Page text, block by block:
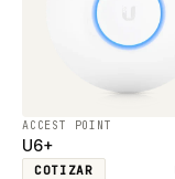
ACCEST POINT
U6+
COTIZAR